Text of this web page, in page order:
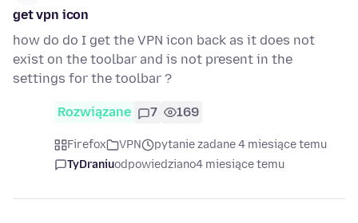
get vpn icon
how do do I get the VPN icon back as it does not
exist on the toolbar and is not present in the
settings for the toolbar ?
Rozwiązane 7 169
Firefox VPN
pytanie zadane 4 miesiące temu
TyDraniuodpowiedziano4 miesiące temu